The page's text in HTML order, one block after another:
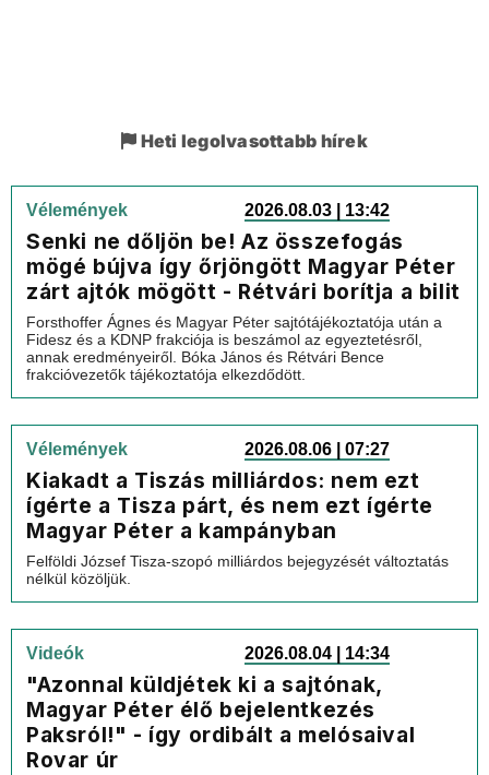
Heti legolvasottabb hírek
Vélemények 2026.08.03 | 13:42
Senki ne dőljön be! Az összefogás
mögé bújva így őrjöngött Magyar Péter
zárt ajtók mögött - Rétvári borítja a bilit
Forsthoffer Ágnes és Magyar Péter sajtótájékoztatója után a
Fidesz és a KDNP frakciója is beszámol az egyeztetésről,
annak eredményeiről. Bóka János és Rétvári Bence
frakcióvezetők tájékoztatója elkezdődött.
Vélemények 2026.08.06 | 07:27
Kiakadt a Tiszás milliárdos: nem ezt
ígérte a Tisza párt, és nem ezt ígérte
Magyar Péter a kampányban
Felföldi József Tisza-szopó milliárdos bejegyzését változtatás
nélkül közöljük.
Videók 2026.08.04 | 14:34
"Azonnal küldjétek ki a sajtónak,
Magyar Péter élő bejelentkezés
Paksról!" - így ordibált a melósaival
Rovar úr